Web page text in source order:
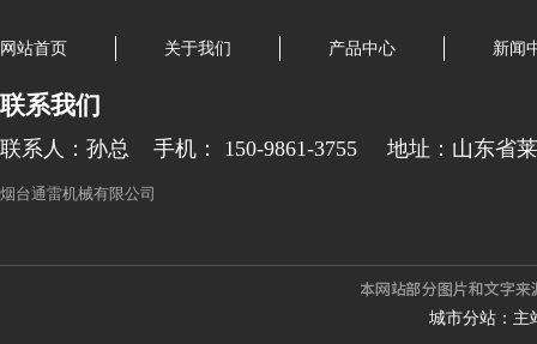
网站首页 关于我们 产品中心 新闻
联系我们
联系人：孙总 手机： 150-9861-3755 地址：山东省
烟台通雷机械有限公司
城市分站： 主